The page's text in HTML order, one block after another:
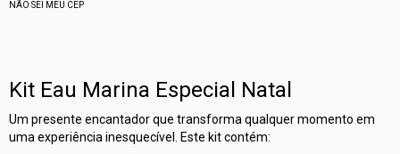
NÃO SEI MEU CEP
Kit Eau Marina Especial Natal
Um presente encantador que transforma qualquer momento em
uma experiência inesquecível. Este kit contém: